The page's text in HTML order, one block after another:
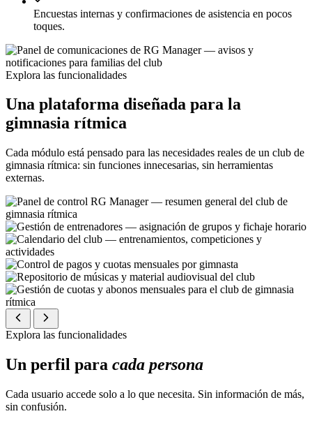
Encuestas internas y confirmaciones de asistencia en pocos
toques.
Explora las funcionalidades
Una plataforma diseñada para la
gimnasia rítmica
Cada módulo está pensado para las necesidades reales de un club de
gimnasia rítmica: sin funciones innecesarias, sin herramientas
externas.
Explora las funcionalidades
Un perfil para cada persona
Cada usuario accede solo a lo que necesita. Sin información de más,
sin confusión.